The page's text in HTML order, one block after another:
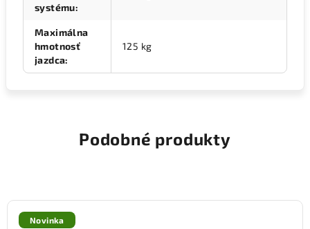
systému:
Maximálna
hmotnosť
jazdca:
125 kg
Podobné produkty
Novinka